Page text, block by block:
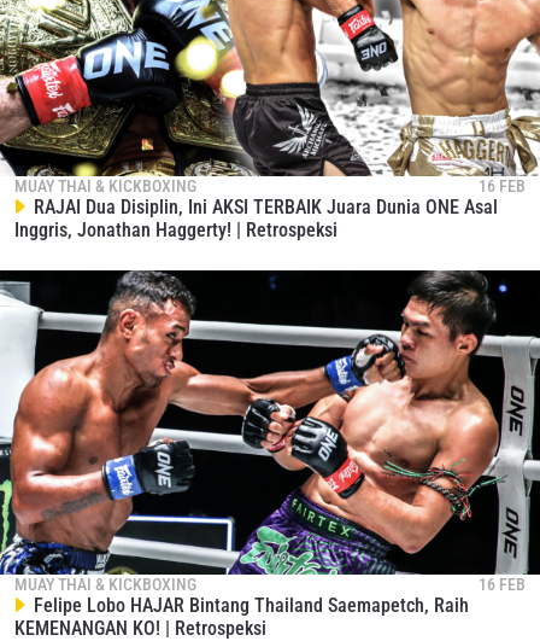
MUAY THAI & KICKBOXING 16 FEB
RAJAI Dua Disiplin, Ini AKSI TERBAIK Juara Dunia ONE Asal
Inggris, Jonathan Haggerty! | Retrospeksi
MUAY THAI & KICKBOXING 16 FEB
Felipe Lobo HAJAR Bintang Thailand Saemapetch, Raih
KEMENANGAN KO! | Retrospeksi